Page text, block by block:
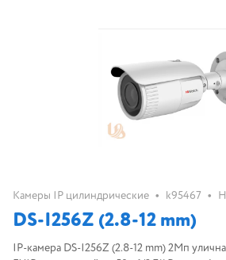
Камеры IP цилиндрические • k95467 •
DS-I256Z (2.8-12 mm)
IP-камера DS-I256Z (2.8-12 mm) 2Мп уличная цилиндрическая с